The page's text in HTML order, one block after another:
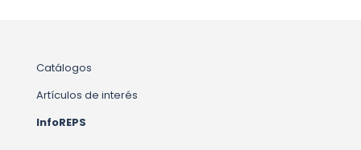
Catálogos
Artículos de interés
InfoREPS